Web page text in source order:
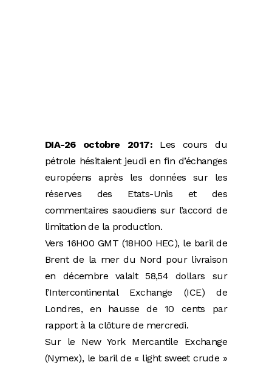
DIA-26 octobre 2017:Les cours du
pétrole hésitaient jeudi en fin d’échanges
européens après les données sur les
réserves des Etats-Unis et des
commentaires saoudiens sur l’accord de
limitation de la production.
Vers 16H00 GMT (18H00 HEC), le baril de
Brent de la mer du Nord pour livraison
en décembre valait 58,54 dollars sur
l’Intercontinental Exchange (ICE) de
Londres, en hausse de 10 cents par
rapport à la clôture de mercredi.
Sur le New York Mercantile Exchange
(Nymex), le baril de « light sweet crude »